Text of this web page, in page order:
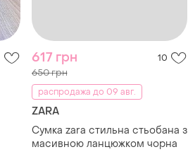
617 грн 10
650 грн
распродажа до 09 авг.
ZARA
Сумка zara стильна стьобана з
масивною ланцюжком чорна